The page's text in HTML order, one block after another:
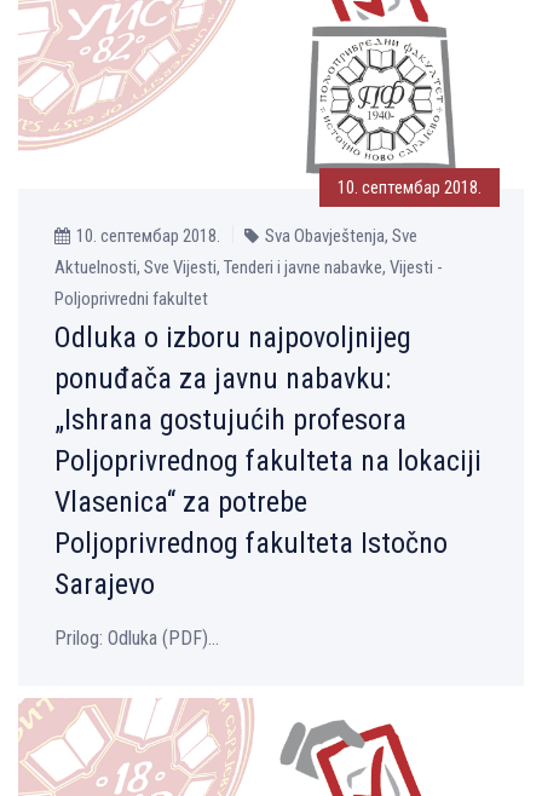
10. септембар 2018.
10. септембар 2018.
Sva Obavještenja, Sve
Aktuelnosti, Sve Vijesti, Tenderi i javne nabavke, Vijesti -
Poljoprivredni fakultet
Odluka o izboru najpovolјnijeg
ponuđača za javnu nabavku:
„Ishrana gostujućih profesora
Polјoprivrednog fakulteta na lokaciji
Vlasenica“ za potrebe
Polјoprivrednog fakulteta Istočno
Sarajevo
Prilog: Оdluka (PDF)...